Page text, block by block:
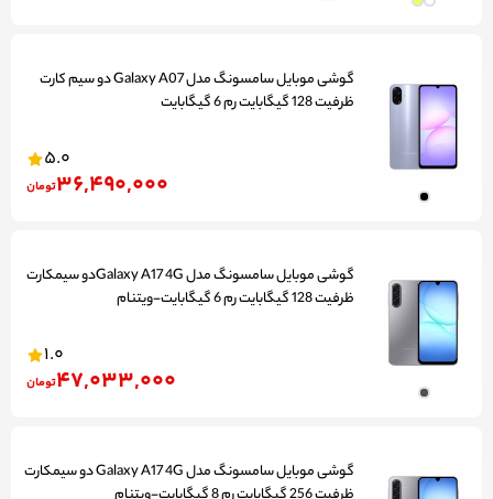
گوشی موبایل سامسونگ مدل Galaxy A07 دو سیم کارت
ظرفیت 128 گیگابایت رم 6 گیگابایت
5.0
36,490,000تومان
گوشی موبایل سامسونگ مدل Galaxy A17 4Gدو سیمکارت
ظرفیت 128 گیگابایت رم 6 گیگابایت-ویتنام
1.0
47,033,000تومان
گوشی موبایل سامسونگ مدل Galaxy A17 4G دو سیمکارت